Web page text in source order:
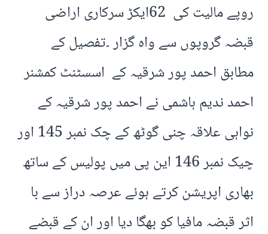
روپے مالیت کی 62ایکڑ سرکاری اراضی
قبضہ گروپوں سے واہ گزار ۔تفصیل کے
مطابق احمد پور شرقیہ کے اسسٹنٹ کمشنر
احمد ندیم ہاشمی نے احمد پور شرقیہ کے
نواہی علاقہ چنی گوٹھ کے چک نمبر 145 اور
چیک نمبر 146 این پی میں پولیس کے ساتھ
بھاری اپریشن کرتے ہوئے عرصہ دراز سے با
اثر قبضہ مافیا کو بھگا دیا اور ان کے قبضے